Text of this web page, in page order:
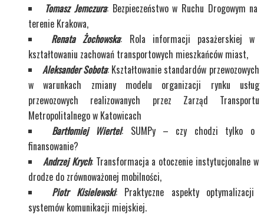
Tomasz Jemczura: Bezpieczeństwo w Ruchu Drogowym na
terenie Krakowa,
Renata Żochowska: Rola informacji pasażerskiej w
kształtowaniu zachowań transportowych mieszkańców miast,
Aleksander Sobota: Kształtowanie standardów przewozowych
w warunkach zmiany modelu organizacji rynku usług
przewozowych realizowanych przez Zarząd Transportu
Metropolitalnego w Katowicach
Bartłomiej Wiertel: SUMPy – czy chodzi tylko o
finansowanie?
Andrzej Krych: Transformacja a otoczenie instytucjonalne w
drodze do zrównoważonej mobilności,
Piotr Kisielewski: Praktyczne aspekty optymalizacji
systemów komunikacji miejskiej.